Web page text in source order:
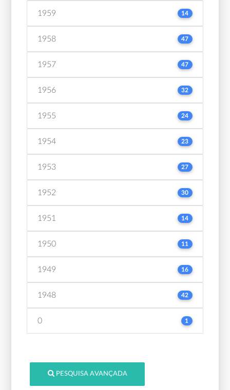
1959 14
1958 47
1957 47
1956 32
1955 24
1954 23
1953 27
1952 30
1951 14
1950 11
1949 16
1948 42
0 1
PESQUISA AVANÇADA